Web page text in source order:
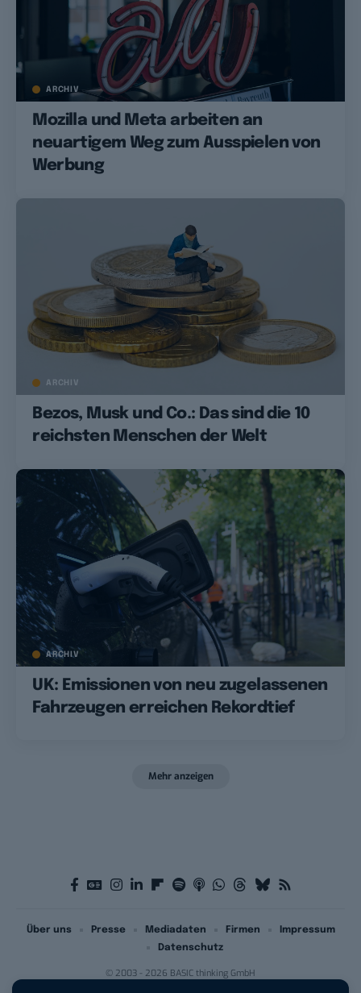
ARCHIV
Mozilla und Meta arbeiten an
neuartigem Weg zum Ausspielen von
Werbung
ARCHIV
Bezos, Musk und Co.: Das sind die 10
reichsten Menschen der Welt
ARCHIV
UK: Emissionen von neu zugelassenen
Fahrzeugen erreichen Rekordtief
Mehr anzeigen
© 2003 - 2026 BASIC thinking GmbH
Über uns Presse Mediadaten Firmen
Impressum
Datenschutz